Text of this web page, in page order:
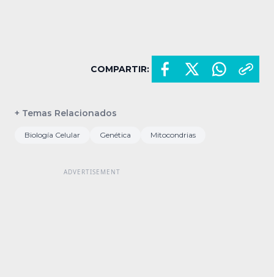
COMPARTIR:
+ Temas Relacionados
Biología Celular Genética Mitocondrias